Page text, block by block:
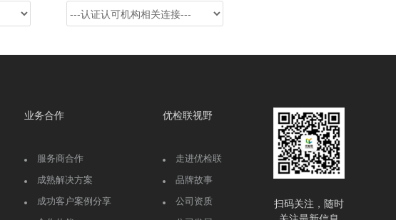
业务合作
服务商合作
成熟解决方案
成功客户案例分享
优检联视野
走进优检联
品牌故事
公司资质
扫码关注，随时